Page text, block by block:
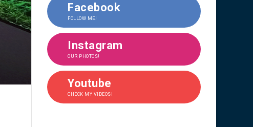
Facebook
FOLLOW ME!
Instagram
OUR PHOTOS!
Youtube
CHECK MY VIDEOS!